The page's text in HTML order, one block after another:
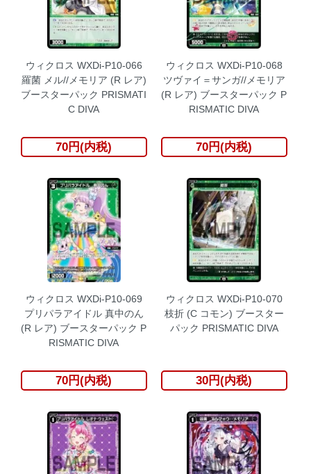
ウィクロス WXDi-P10-066
羅菌 メル//メモリア (R レア)
ブースターパック PRISMATI
C DIVA
70円(内税)
ウィクロス WXDi-P10-068
ツヴァイ＝サンガ//メモリア
(R レア) ブースターパック P
RISMATIC DIVA
70円(内税)
ウィクロス WXDi-P10-069
プリパラアイドル 真中のん
(R レア) ブースターパック P
RISMATIC DIVA
70円(内税)
ウィクロス WXDi-P10-070
枝折 (C コモン) ブースター
パック PRISMATIC DIVA
30円(内税)